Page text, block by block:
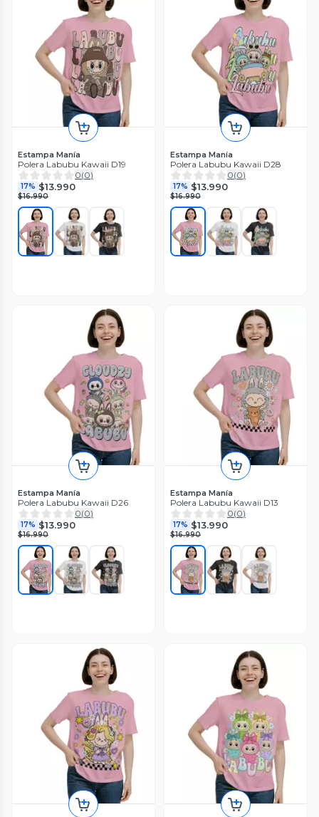
Estampa Manía
Polera Labubu Kawaii D19
0(0)
17% $13.990
$16.990
Estampa Manía
Polera Labubu Kawaii D28
0(0)
17% $13.990
$16.990
Estampa Manía
Polera Labubu Kawaii D26
0(0)
17% $13.990
$16.990
Estampa Manía
Polera Labubu Kawaii D13
0(0)
17% $13.990
$16.990